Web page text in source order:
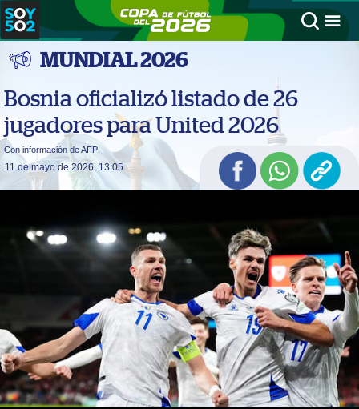
MUNDIAL 2026
Bosnia oficializó listado de 26
jugadores para United 2026
Con información de AFP
11 de mayo de 2026, 13:05